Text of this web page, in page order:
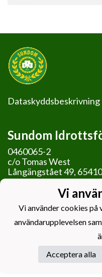
Dataskyddsbeskrivning
Sundom
0460065-2
c/o Tomas West
Långängstået 49,
Vi
Vi använder cookies
användarupplevelsen
Acceptera alla